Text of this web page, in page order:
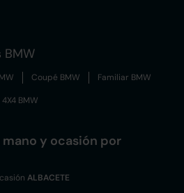
Coupé BMW Familiar BMW
4X4 BMW
y ocasión por
ALBACETE